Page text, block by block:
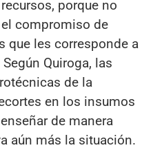
porque no
compromiso de
que les corresponde a
Quiroga, las
de la
en los insumos
de manera
aún más la situación.